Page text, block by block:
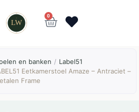
LW
0
en banken / Label51
Eetkamerstoel Amaze – Antraciet –
Frame